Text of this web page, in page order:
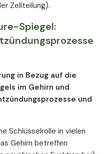
Zellteilung).
Spiegel:
in Bezug auf die
im Gehirn und
und
Schlüsselrolle in vielen
Gehirn betreffen